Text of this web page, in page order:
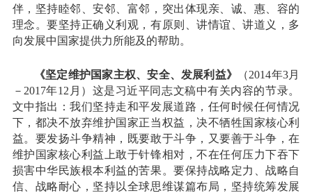
伴，坚持睦邻、安邻、富邻，突出体现亲、诚、惠、容的
理念。要坚持正确义利观，有原则、讲情谊、讲道义，多
向发展中国家提供力所能及的帮助。
《坚定维护国家主权、安全、发展利益》
（2014年3月
－2017年12月）这是习近平同志文稿中有关内容的节录。
文中指出：我们坚持走和平发展道路，任何时候任何情况
下，都决不放弃维护国家正当权益，决不牺牲国家核心利
益。要发扬斗争精神，既要敢于斗争，又要善于斗争，在
维护国家核心利益上敢于针锋相对，不在任何压力下吞下
损害中华民族根本利益的苦果。要保持战略定力、战略自
信、战略耐心，坚持以全球思维谋篇布局，坚持统筹发展